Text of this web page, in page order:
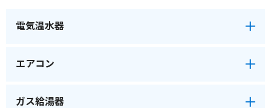
電気温水器
エアコン
ガス給湯器